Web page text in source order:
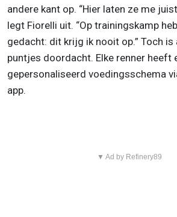
andere kant op. “Hier laten ze me
legt Fiorelli uit. “Op trainingskamp
gedacht: dit krijg ik nooit op.” Toch
puntjes doordacht. Elke renner heeft
gepersonaliseerd voedingsschema
app.
▼ Ad by Refinery89